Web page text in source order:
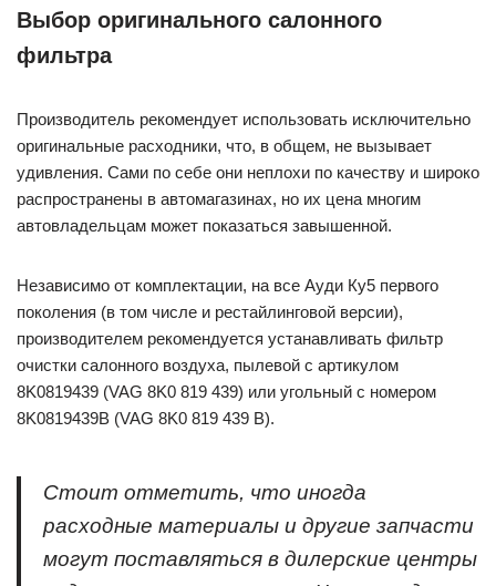
Выбор оригинального салонного
фильтра
Производитель рекомендует использовать исключительно
оригинальные расходники, что, в общем, не вызывает
удивления. Сами по себе они неплохи по качеству и широко
распространены в автомагазинах, но их цена многим
автовладельцам может показаться завышенной.
Независимо от комплектации, на все Ауди Ку5 первого
поколения (в том числе и рестайлинговой версии),
производителем рекомендуется устанавливать фильтр
очистки салонного воздуха, пылевой с артикулом
8K0819439 (VAG 8K0 819 439) или угольный с номером
8K0819439B (VAG 8K0 819 439 B).
Стоит отметить, что иногда
расходные материалы и другие запчасти
могут поставляться в дилерские центры